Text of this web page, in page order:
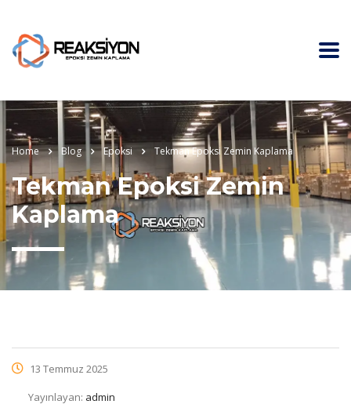
Home Blog Epoksi Tekman Epoksi Zemin Kaplama
Tekman Epoksi Zemin
Kaplama
13 Temmuz 2025
Yayınlayan: admin